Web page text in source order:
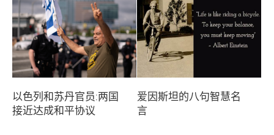
以色列和苏丹官员:两国
接近达成和平协议
爱因斯坦的八句智慧名
言